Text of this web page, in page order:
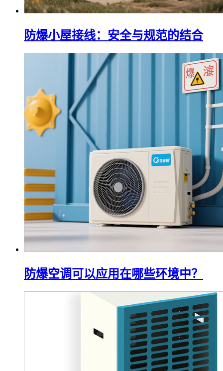
防爆小屋接线：安全与规范的结合
防爆空调可以应用在哪些环境中？